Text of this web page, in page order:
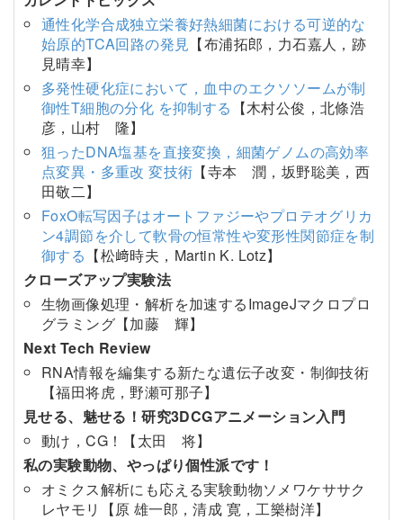
通性化学合成独立栄養好熱細菌における可逆的な
始原的TCA回路の発見 【布浦拓郎，力石嘉人，跡
見晴幸】
多発性硬化症において，血中のエクソソームが制
御性T細胞の分化 を抑制する 【木村公俊，北條浩
彦，山村 隆】
狙ったDNA塩基を直接変換，細菌ゲノムの高効率
点変異・多重改 変技術 【寺本 潤，坂野聡美，西
田敬二】
FoxO転写因子はオートファジーやプロテオグリカ
ン4調節を介して軟骨の恒常性や変形性関節症を制
御する 【松﨑時夫，Martin K. Lotz】
クローズアップ実験法
生物画像処理・解析を加速するImageJマクロプロ
グラミング【加藤 輝】
Next Tech Review
RNA情報を編集する新たな遺伝子改変・制御技術
【福田将虎，野瀬可那子】
見せる、魅せる！研究3DCGアニメーション入門
動け，CG！【太田 将】
私の実験動物、やっぱり個性派です！
オミクス解析にも応える実験動物ソメワケササク
レヤモリ【原 雄一郎，清成 寛，工樂樹洋】